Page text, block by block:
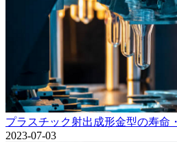
プラスチック射出成形金型の寿命
2023-07-03